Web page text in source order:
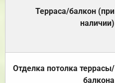
Терраса/балкон (при
наличии)
Отделка потолка террасы/
балкона